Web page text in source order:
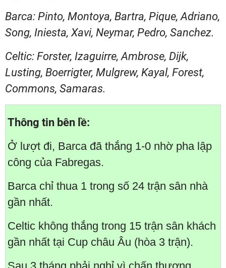
Barca: Pinto, Montoya, Bartra, Pique, Adriano,
Song, Iniesta, Xavi, Neymar, Pedro, Sanchez.
Celtic: Forster, Izaguirre, Ambrose, Dijk,
Lusting, Boerrigter, Mulgrew, Kayal, Forest,
Commons, Samaras.
Thông tin bên lề:
Ở lượt đi, Barca đã thắng 1-0 nhờ pha lập
công của Fabregas.
Barca chỉ thua 1 trong số 24 trận sân nhà
gần nhất.
Celtic không thắng trong 15 trận sân khách
gần nhất tại Cup châu Âu (hòa 3 trận).